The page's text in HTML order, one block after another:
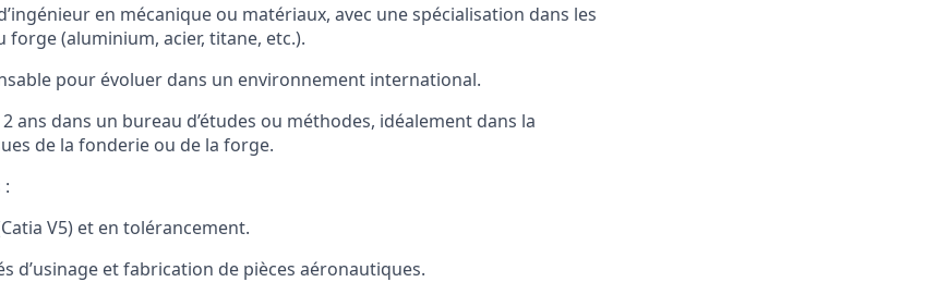
en mécanique ou matériaux, avec une spécialisation dans les
(aluminium, acier, titane, etc.).
pour évoluer dans un environnement international.
ans dans un bureau d’études ou méthodes, idéalement dans la
de la fonderie ou de la forge.
V5) et en tolérancement.
d’usinage et fabrication de pièces aéronautiques.